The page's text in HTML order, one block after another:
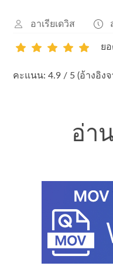
อาเรียเดวิส
ยอ
คะแนน: 4.9 / 5 (อ้างอิง
อ่า